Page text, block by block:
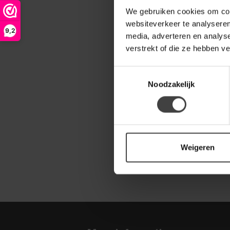
We gebruiken cookies om
websiteverkeer te
media, adverteren en
verstrekt of die ze hebben
Noodzakelijk
Weigeren
9,2
Een
In dit geval
naar
geen gebruik
In de meeste
kunnen
dan zijn wij
Mocht u